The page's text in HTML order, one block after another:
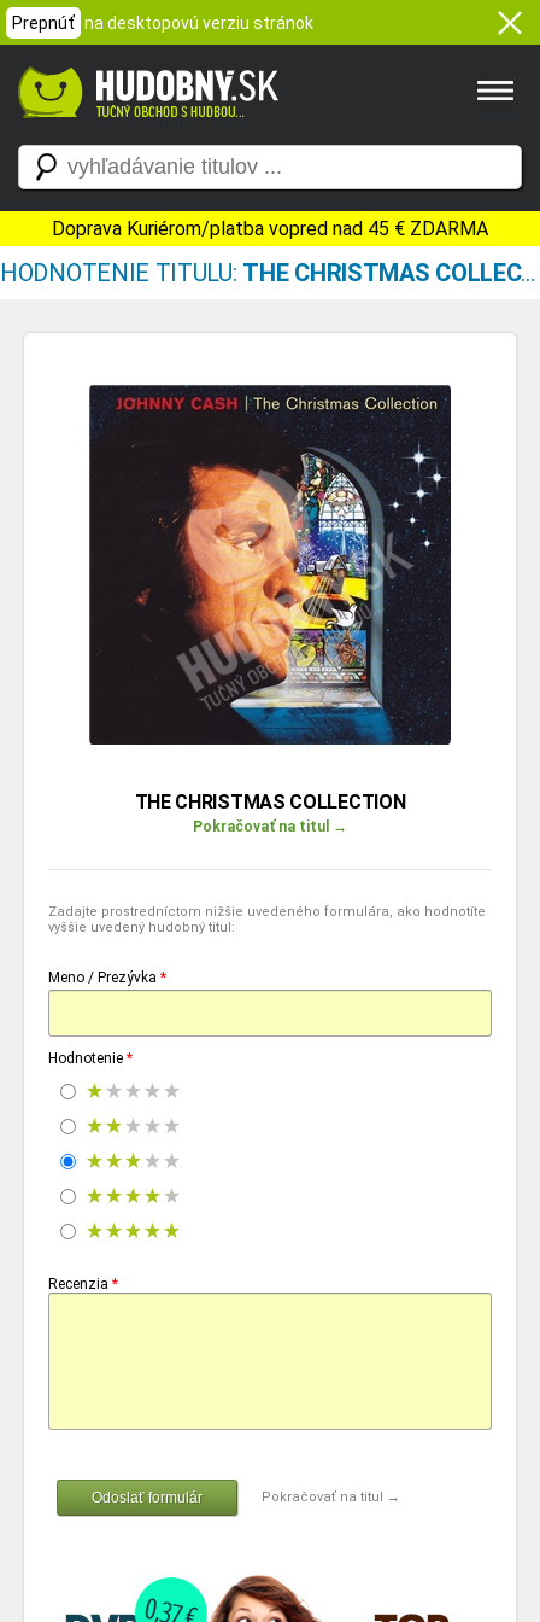
Prepnúť na desktopovú verziu stránok
Doprava Kuriérom/platba vopred nad 45 € ZDARMA
HODNOTENIE TITULU: THE CHRISTMAS COLLECTION
THE CHRISTMAS COLLECTION
Pokračovať na titul →
Zadajte prostredníctom nižšie uvedeného formulára, ako hodnotíte
vyššie uvedený hudobný titul:
Meno / Prezývka *
Hodnotenie *
Recenzia *
Odoslať formulár Pokračovať na titul →